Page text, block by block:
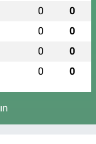
0 0
0 0
0 0
0 0